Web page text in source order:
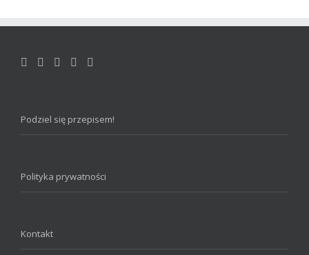
Podziel się przepisem!
Polityka prywatności
Kontakt